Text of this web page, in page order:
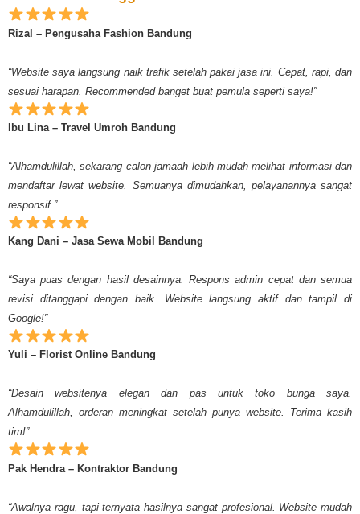
Rizal – Pengusaha Fashion Bandung
“Website saya langsung naik trafik setelah pakai jasa ini. Cepat, rapi, dan
sesuai harapan. Recommended banget buat pemula seperti saya!”
Ibu Lina – Travel Umroh Bandung
“Alhamdulillah, sekarang calon jamaah lebih mudah melihat informasi dan
mendaftar lewat website. Semuanya dimudahkan, pelayanannya sangat
responsif.”
Kang Dani – Jasa Sewa Mobil Bandung
“Saya puas dengan hasil desainnya. Respons admin cepat dan semua
revisi ditanggapi dengan baik. Website langsung aktif dan tampil di
Google!”
Yuli – Florist Online Bandung
“Desain websitenya elegan dan pas untuk toko bunga saya.
Alhamdulillah, orderan meningkat setelah punya website. Terima kasih
tim!”
Pak Hendra – Kontraktor Bandung
“Awalnya ragu, tapi ternyata hasilnya sangat profesional. Website mudah